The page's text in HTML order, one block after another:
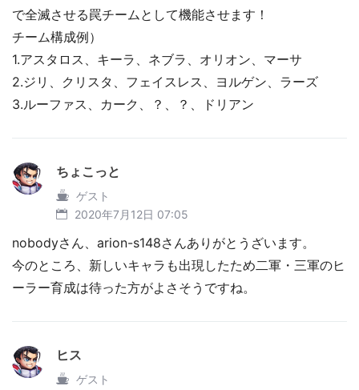
で全滅させる罠チームとして機能させます！
チーム構成例）
1.アスタロス、キーラ、ネブラ、オリオン、マーサ
2.ジリ、クリスタ、フェイスレス、ヨルゲン、ラーズ
3.ルーファス、カーク、？、？、ドリアン
ちょこっと
ゲスト
2020年7月12日 07:05
nobodyさん、arion-s148さんありがとうざいます。
今のところ、新しいキャラも出現したため二軍・三軍のヒ
ーラー育成は待った方がよさそうですね。
ヒス
ゲスト